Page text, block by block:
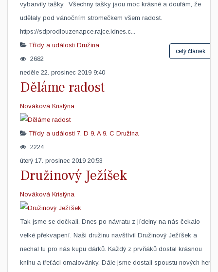
vybarvily tašky. Všechny tašky jsou moc krásné a doufám, že
udělaly pod vánočním stromečkem všem radost.
https://sdprodlouzenapce.rajce.idnes.c...
celý článek
Třídy a události Družina
2682
neděle 22. prosinec 2019 9:40
Děláme radost
Nováková Kristýna
Třídy a události 7. D 9. A 9. C Družina
2224
úterý 17. prosinec 2019 20:53
Družinový Ježíšek
Nováková Kristýna
​Tak jsme se dočkali. Dnes po návratu z jídelny na nás čekalo
velké překvapení. Naši družinu navštívil Družinový Ježíšek a
nechal tu pro nás kupu dárků. Každý z prvňáků dostal krásnou
knihu a třeťáci omalovánky. Dále jsme dostali spoustu nových her.